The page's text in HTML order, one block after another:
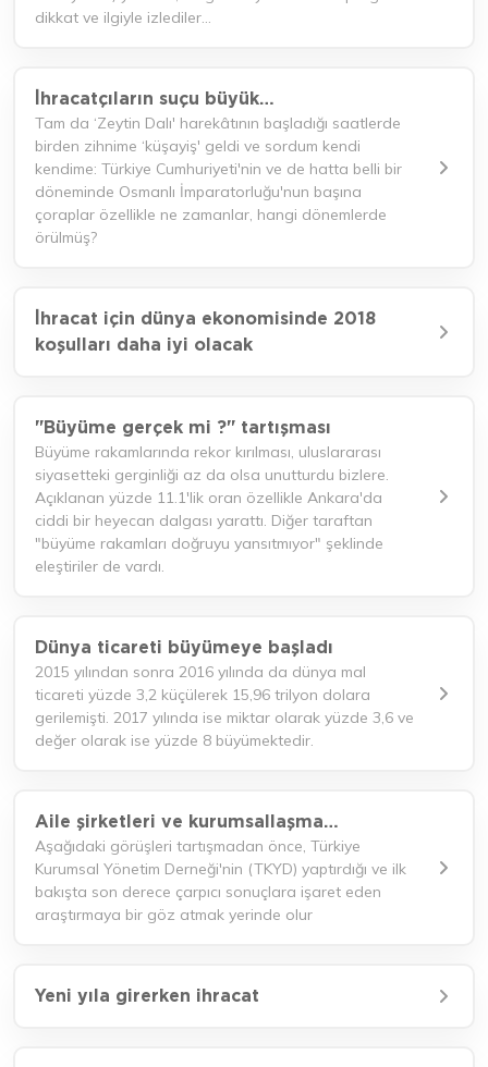
dikkat ve ilgiyle izlediler...
İhracatçıların suçu büyük…
Tam da ‘Zeytin Dalı' harekâtının başladığı saatlerde
birden zihnime ‘küşayiş' geldi ve sordum kendi
kendime: Türkiye Cumhuriyeti'nin ve de hatta belli bir
döneminde Osmanlı İmparatorluğu'nun başına
çoraplar özellikle ne zamanlar, hangi dönemlerde
örülmüş?
İhracat için dünya ekonomisinde 2018
koşulları daha iyi olacak
"Büyüme gerçek mi ?" tartışması
Büyüme rakamlarında rekor kırılması, uluslararası
siyasetteki gerginliği az da olsa unutturdu bizlere.
Açıklanan yüzde 11.1'lik oran özellikle Ankara'da
ciddi bir heyecan dalgası yarattı. Diğer taraftan
"büyüme rakamları doğruyu yansıtmıyor" şeklinde
eleştiriler de vardı.
Dünya ticareti büyümeye başladı
2015 yılından sonra 2016 yılında da dünya mal
ticareti yüzde 3,2 küçülerek 15,96 trilyon dolara
gerilemişti. 2017 yılında ise miktar olarak yüzde 3,6 ve
değer olarak ise yüzde 8 büyümektedir.
Aile şirketleri ve kurumsallaşma…
Aşağıdaki görüşleri tartışmadan önce, Türkiye
Kurumsal Yönetim Derneği'nin (TKYD) yaptırdığı ve ilk
bakışta son derece çarpıcı sonuçlara işaret eden
araştırmaya bir göz atmak yerinde olur
Yeni yıla girerken ihracat